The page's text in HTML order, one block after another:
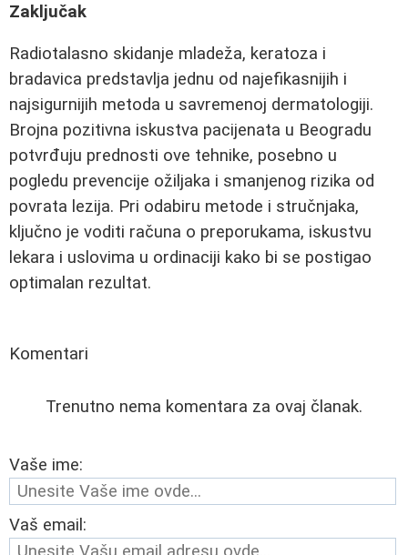
Zaključak
Radiotalasno skidanje mladeža, keratoza i
bradavica predstavlja jednu od najefikasnijih i
najsigurnijih metoda u savremenoj dermatologiji.
Brojna pozitivna iskustva pacijenata u Beogradu
potvrđuju prednosti ove tehnike, posebno u
pogledu prevencije ožiljaka i smanjenog rizika od
povrata lezija. Pri odabiru metode i stručnjaka,
ključno je voditi računa o preporukama, iskustvu
lekara i uslovima u ordinaciji kako bi se postigao
optimalan rezultat.
Komentari
Trenutno nema komentara za ovaj članak.
Vaše ime:
Vaš email: